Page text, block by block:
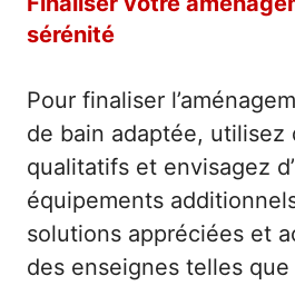
sérénité
Pour finaliser
de bain adaptée, utilisez
qualitatifs et envisagez
équipements
solutions appréciées et
des enseignes telles que